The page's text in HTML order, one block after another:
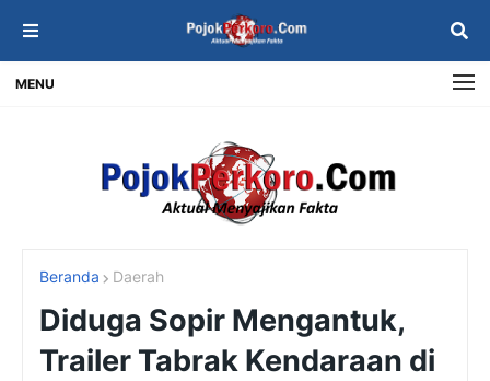
MENU
Beranda Daerah
Diduga Sopir Mengantuk,
Trailer Tabrak Kendaraan di